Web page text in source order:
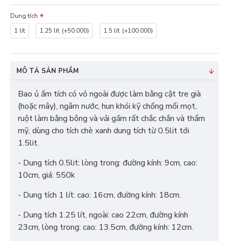
Dung tích
1 lít
1.25 lít (+50.000) 1.5 lít (+100.000)
MÔ TẢ SẢN PHẨM
Bao ủ ấm tích có vỏ ngoài được làm bằng cật tre già
(hoặc mây), ngâm nước, hun khói kỹ chống mối mọt,
ruột làm bằng bông và vải gấm rất chắc chắn và thẩm
mỹ, dùng cho tích chè xanh dung tích từ 0.5lit tới
1.5lit.
- Dung tích 0.5lit: lòng trong: đường kính: 9cm, cao:
10cm, giá: 550k
- Dung tích 1 lít: cao: 16cm, đường kính: 18cm.
- Dung tích 1.25 lít, ngoài: cao 22cm, đường kính
23cm, lòng trong: cao: 13.5cm, đường kính: 12cm.